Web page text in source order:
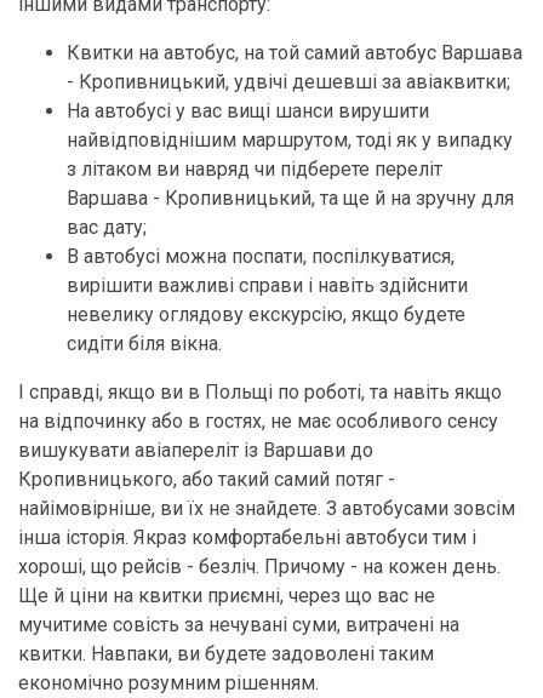
Квитки на автобус, на той самий автобус Варшава
- Кропивницький, удвічі дешевші за авіаквитки;
На автобусі у вас вищі шанси вирушити
найвідповіднішим маршрутом, тоді як у випадку
з літаком ви навряд чи підберете переліт
Варшава - Кропивницький, та ще й на зручну для
вас дату;
В автобусі можна поспати, поспілкуватися,
вирішити важливі справи і навіть здійснити
невелику оглядову екскурсію, якщо будете
сидіти біля вікна.
І справді, якщо ви в Польщі по роботі, та навіть якщо
на відпочинку або в гостях, не має особливого сенсу
вишукувати авіапереліт із Варшави до
Кропивницького, або такий самий потяг -
найімовірніше, ви їх не знайдете. З автобусами зовсім
інша історія. Якраз комфортабельні автобуси тим і
хороші, що рейсів - безліч. Причому - на кожен день.
Ще й ціни на квитки приємні, через що вас не
мучитиме совість за нечувані суми, витрачені на
квитки. Навпаки, ви будете задоволені таким
економічно розумним рішенням.